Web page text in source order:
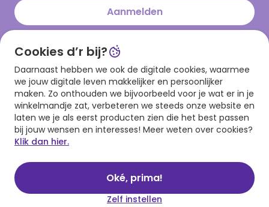
Hallmark en KinderpostzegelsAanmelden
Download onze app
Cookies d’r bij?
Daarnaast hebben we ook de digitale cookies, waarmee
we jouw digitale leven makkelijker en persoonlijker
maken. Zo onthouden we bijvoorbeeld voor je wat er in je
winkelmandje zat, verbeteren we steeds onze website en
laten we je als eerst producten zien die het best passen
bij jouw wensen en interesses! Meer weten over cookies?
Klik dan hier.
Oké, prima!
Zelf instellen